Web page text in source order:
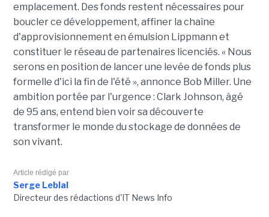
emplacement. Des fonds restent nécessaires pour
boucler ce développement, affiner la chaîne
d'approvisionnement en émulsion Lippmann et
constituer le réseau de partenaires licenciés. « Nous
serons en position de lancer une levée de fonds plus
formelle d'ici la fin de l'été », annonce Bob Miller. Une
ambition portée par l'urgence : Clark Johnson, âgé
de 95 ans, entend bien voir sa découverte
transformer le monde du stockage de données de
son vivant.
Article rédigé par
Serge Leblal
Directeur des rédactions d'IT News Info